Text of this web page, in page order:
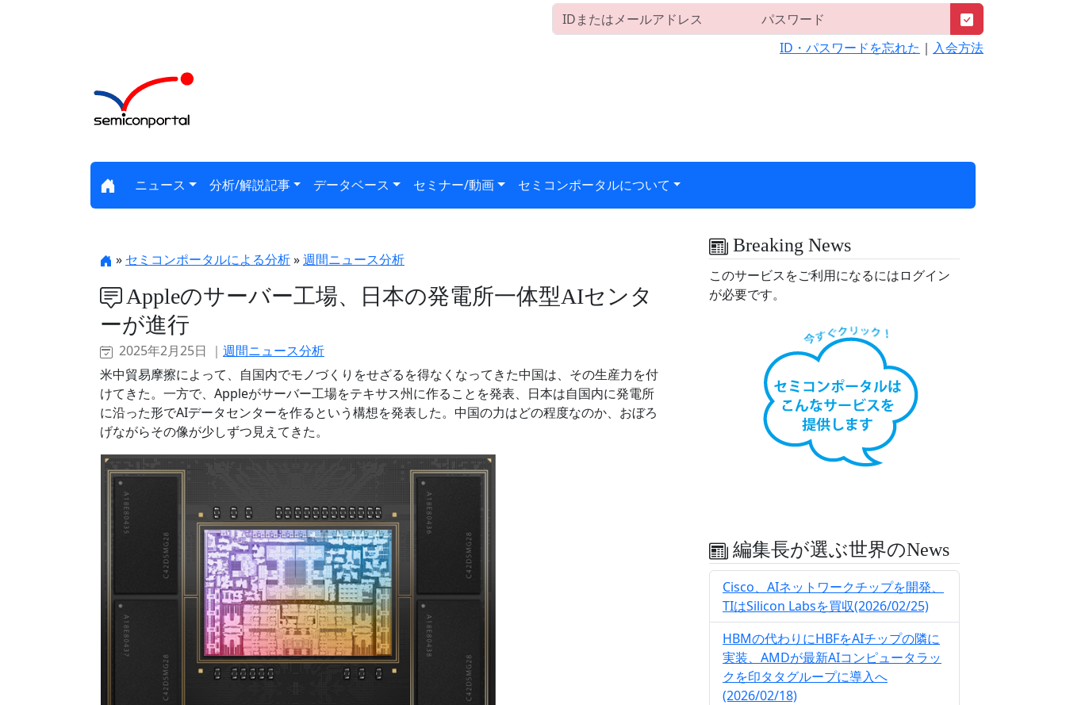
ID・パスワードを忘れた ｜ 入会方法
ニュース 分析/解説記事 データベース セミナー/動画 セミコンポータルについて
» セミコンポータルによる分析»週間ニュース分析
Appleのサーバー工場、日本の発電所一体型AIセンタ
ーが進行
2025年2月25日 ｜ 週間ニュース分析
米中貿易摩擦によって、自国内でモノづくりをせざるを得なくなってきた中国は、その生産力を付
けてきた。一方で、Appleがサーバー工場をテキサス州に作ることを発表、日本は自国内に発電所
に沿った形でAIデータセンターを作るという構想を発表した。中国の力はどの程度なのか、おぼろ
げながらその像が少しずつ見えてきた。
Breaking News
このサービスをご利用になるにはログイン
が必要です。
編集長が選ぶ世界のNews
Cisco、AIネットワークチップを開発、
TIはSilicon Labsを買収(2026/02/25)
HBMの代わりにHBFをAIチップの隣に
実装、AMDが最新AIコンピュータラッ
クを印タタグループに導入へ
(2026/02/18)